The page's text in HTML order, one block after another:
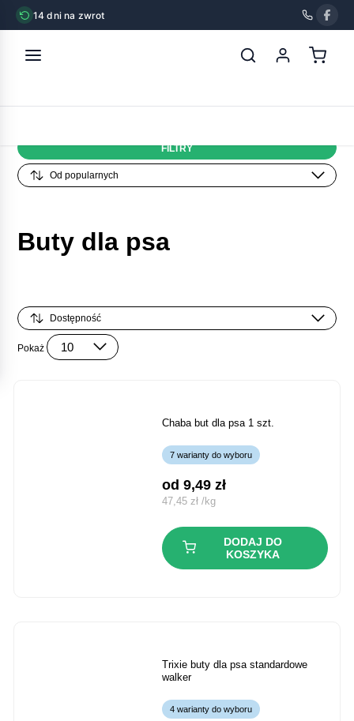
14 dni na zwrot
» buty dla psa
FILTRY
Buty dla psa
Pokaż
chaba but dla psa 1 szt.
7 warianty do wyboru
od 9,49zł
47,45zł /kg
DODAJ DO
KOSZYKA
trixie buty dla psa standardowe
walker
4 warianty do wyboru